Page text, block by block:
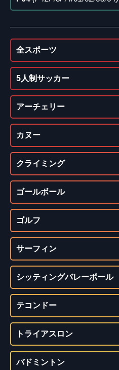
全スポーツ
5人制サッカー
アーチェリー
カヌー
クライミング
ゴールボール
ゴルフ
サーフィン
シッティングバレーボール
テコンドー
トライアスロン
バドミントン